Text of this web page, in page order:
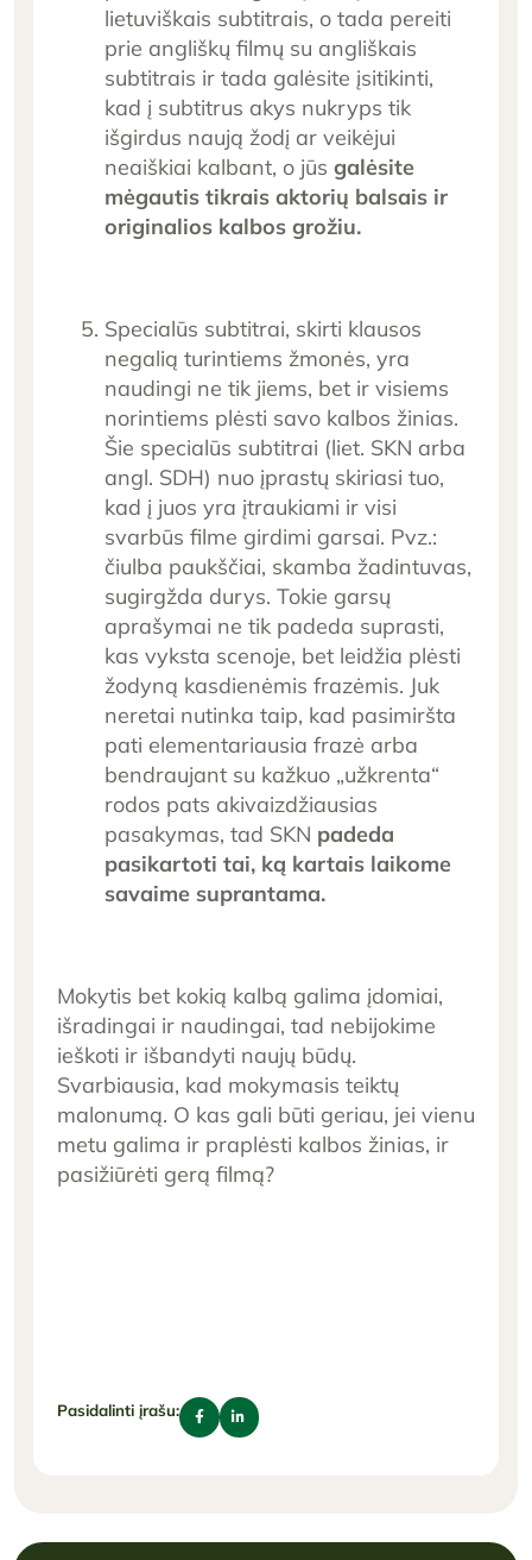
lietuviškais subtitrais, o tada pereiti
prie angliškų filmų su angliškais
subtitrais ir tada galėsite įsitikinti,
kad į subtitrus akys nukryps tik
išgirdus naują žodį ar veikėjui
neaiškiai kalbant, o jūs galėsite
mėgautis tikrais aktorių balsais ir
originalios kalbos grožiu.
Specialūs subtitrai, skirti klausos
negalią turintiems žmonės, yra
naudingi ne tik jiems, bet ir visiems
norintiems plėsti savo kalbos žinias.
Šie specialūs subtitrai (liet. SKN arba
angl. SDH) nuo įprastų skiriasi tuo,
kad į juos yra įtraukiami ir visi
svarbūs filme girdimi garsai. Pvz.:
čiulba paukščiai, skamba žadintuvas,
sugirgžda durys. Tokie garsų
aprašymai ne tik padeda suprasti,
kas vyksta scenoje, bet leidžia plėsti
žodyną kasdienėmis frazėmis. Juk
neretai nutinka taip, kad pasimiršta
pati elementariausia frazė arba
bendraujant su kažkuo „užkrenta“
rodos pats akivaizdžiausias
pasakymas, tad SKN padeda
pasikartoti tai, ką kartais laikome
savaime suprantama.
Mokytis bet kokią kalbą galima įdomiai,
išradingai ir naudingai, tad nebijokime
ieškoti ir išbandyti naujų būdų.
Svarbiausia, kad mokymasis teiktų
malonumą. O kas gali būti geriau, jei vienu
metu galima ir praplėsti kalbos žinias, ir
pasižiūrėti gerą filmą?
Pasidalinti įrašu: